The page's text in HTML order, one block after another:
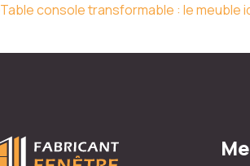
Table console transformable : le meuble